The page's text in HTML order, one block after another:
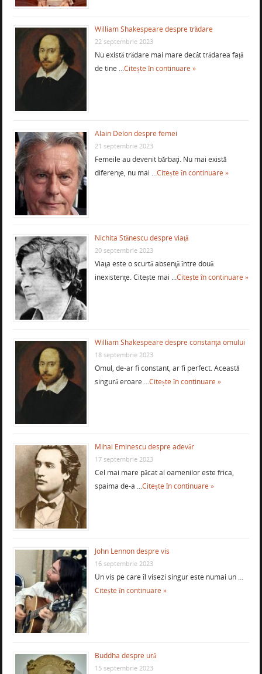
William Shakespeare despre trădare
22 septembrie 2023
Nu există trădare mai mare decât trădarea față
de tine …Citește în continuare »
Alain Delon despre femei
21 septembrie 2023
Femeile au devenit bărbaţi. Nu mai există
diferenţe, nu mai …Citește în continuare »
Nichita Stănescu despre viaţă
20 septembrie 2023
Viaţa este o scurtă absenţă între două
inexistenţe. Citește mai …Citește în continuare »
William Shakespeare despre constanţa omului
18 septembrie 2023
Omul, de-ar fi constant, ar fi perfect. Această
singură eroare …Citește în continuare »
Mihai Eminescu despre adevăr
17 septembrie 2023
Cel mai mare păcat al oamenilor este frica,
spaima de-a …Citește în continuare »
John Lennon despre vis
16 septembrie 2023
Un vis pe care îl visezi singur este numai un …
Citește în continuare »
Buddha despre ură
15 septembrie 2023